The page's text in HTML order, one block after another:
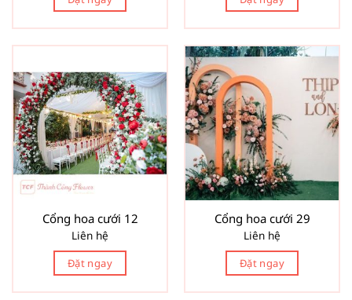
Cổng hoa cưới 12
Liên hệ
Đặt ngay
Cổng hoa cưới 29
Liên hệ
Đặt ngay